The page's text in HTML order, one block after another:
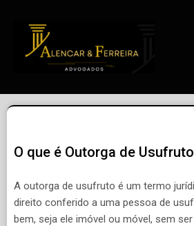
O que é Outorga de
A outorga de usufruto é um termo
direito conferido a uma pessoa de
bem, seja ele imóvel ou móvel, sem